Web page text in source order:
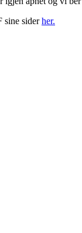
sine siderher.